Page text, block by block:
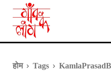
होम Tags